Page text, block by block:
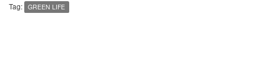
Tag: GREEN LIFE